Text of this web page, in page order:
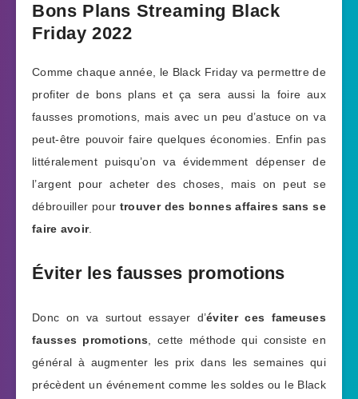
Bons Plans Streaming Black
Friday 2022
Comme chaque année, le Black Friday va permettre de
profiter de bons plans et ça sera aussi la foire aux
fausses promotions, mais avec un peu d’astuce on va
peut-être pouvoir faire quelques économies. Enfin pas
littéralement puisqu’on va évidemment dépenser de
l’argent pour acheter des choses, mais on peut se
débrouiller pour trouver des bonnes affaires sans se
faire avoir.
Éviter les fausses promotions
Donc on va surtout essayer d’éviter ces fameuses
fausses promotions , cette méthode qui consiste en
général à augmenter les prix dans les semaines qui
précèdent un événement comme les soldes ou le Black